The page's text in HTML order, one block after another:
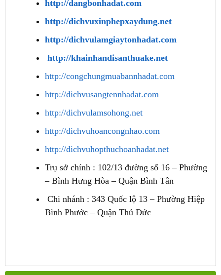
http://dangbonhadat.com
http://dichvuxinphepxaydung.net
http://dichvulamgiaytonhadat.com
http://khainhandisanthuake.net
http://congchungmuabannhadat.com
http://dichvusangtennhadat.com
http://dichvulamsohong.net
http://dichvuhoancongnhao.com
http://dichvuhopthuchoanhadat.net
Trụ sở chính : 102/13 đường số 16 – Phường
– Bình Hưng Hòa – Quận Bình Tân
Chi nhánh : 343 Quốc lộ 13 – Phường Hiệp
Bình Phước – Quận Thủ Đức